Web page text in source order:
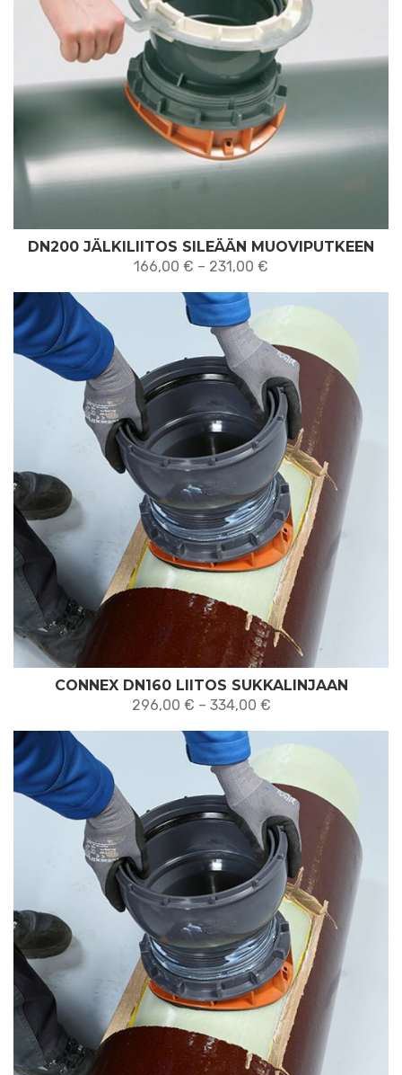
DN200 JÄLKILIITOS SILEÄÄN MUOVIPUTKEEN
166,00 € – 231,00 €
CONNEX DN160 LIITOS SUKKALINJAAN
296,00 € – 334,00 €Hintaluokka: